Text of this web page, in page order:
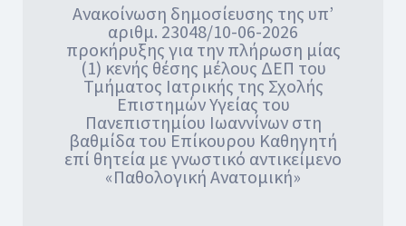
Ανακοίνωση δημοσίευσης της υπ’
αριθμ. 23048/10-06-2026
προκήρυξης για την πλήρωση μίας
(1) κενής θέσης μέλους ΔΕΠ του
Τμήματος Ιατρικής της Σχολής
Επιστημών Υγείας του
Πανεπιστημίου Ιωαννίνων στη
βαθμίδα του Επίκουρου Καθηγητή
επί θητεία με γνωστικό αντικείμενο
«Παθολογική Ανατομική»